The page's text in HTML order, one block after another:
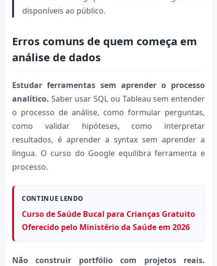
disponíveis ao público.
Erros comuns de quem começa em
análise de dados
Estudar ferramentas sem aprender o processo
analítico. Saber usar SQL ou Tableau sem entender
o processo de análise, como formular perguntas,
como validar hipóteses, como interpretar
resultados, é aprender a syntax sem aprender a
língua. O curso do Google equilibra ferramenta e
processo.
CONTINUE LENDO
Curso de Saúde Bucal para Crianças Gratuito
Oferecido pelo Ministério da Saúde em 2026
Não construir portfólio com projetos reais.